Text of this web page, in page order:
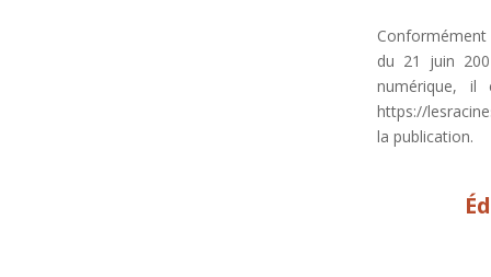
du 21 juin
numérique, il
https://
la publication.